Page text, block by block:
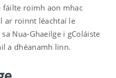
fáilte roimh aon mhac
ar roinnt léachtaí le
Nua-Ghaeilge i gColáiste
a dhéanamh linn.